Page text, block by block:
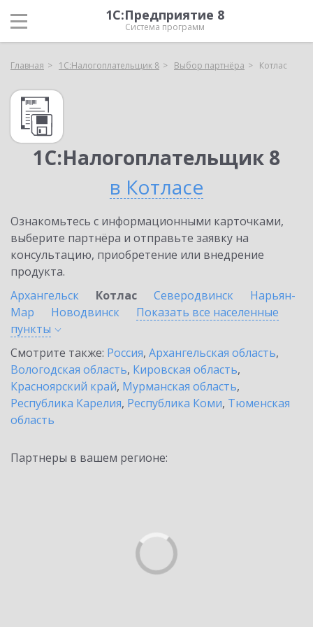
1С:Предприятие 8
Система программ
Главная 1С:Налогоплательщик 8 Выбор партнёра Котлас
1С:Налогоплательщик 8
в Котласе
Ознакомьтесь с информационными карточками,
выберите партнёра и отправьте заявку на
консультацию, приобретение или внедрение
продукта.
Архангельск
Котлас Северодвинск
Нарьян-
Мар
Новодвинск
Показать все населенные
пункты
Смотрите также: Россия, Архангельская область,
Вологодская область, Кировская область,
Красноярский край, Мурманская область,
Республика Карелия, Республика Коми, Тюменская
область
Партнеры в вашем регионе: